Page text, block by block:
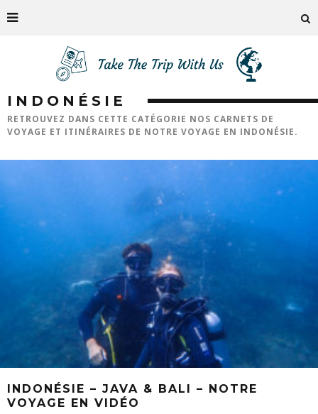
INDONÉSIE
RETROUVEZ DANS CETTE CATÉGORIE NOS CARNETS DE
VOYAGE ET ITINÉRAIRES DE NOTRE VOYAGE EN INDONÉSIE.
INDONÉSIE – JAVA & BALI – NOTRE
VOYAGE EN VIDÉO